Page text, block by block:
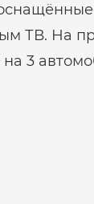
ТВ. На
3